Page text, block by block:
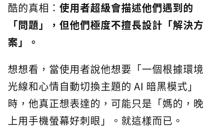
酷的真相： 使用者超級會描述他們遇到的
「問題」，但他們極度不擅長設計「解決方
案」。
想想看，當使用者說他想要「一個根據環境
光線和心情自動切換主題的 AI 暗黑模式」
時，他真正想表達的，可能只是「媽的，晚
上用手機螢幕好刺眼」。就這樣而已。